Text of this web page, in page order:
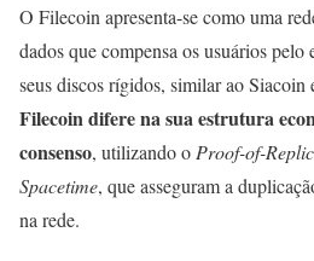
O Filecoin apresenta-se como uma
dados que compensa os usuários
seus discos rígidos, similar ao
Filecoin difere na sua estrutura
consenso, utilizando oProof-of-
Spacetime, que asseguram a
na rede.